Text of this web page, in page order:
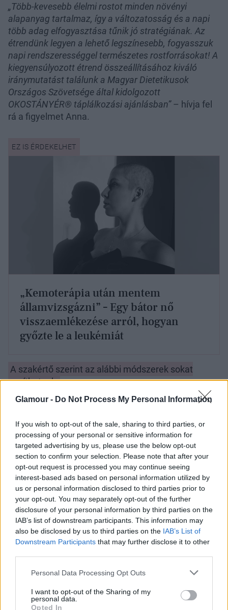
Glamour - Do Not Process My Personal Information
If you wish to opt-out of the sale, sharing to third parties, or
processing of your personal or sensitive information for
targeted advertising by us, please use the below opt-out
section to confirm your selection. Please note that after your
opt-out request is processed you may continue seeing
interest-based ads based on personal information utilized by
us or personal information disclosed to third parties prior to
your opt-out. You may separately opt-out of the further
disclosure of your personal information by third parties on the
IAB’s list of downstream participants. This information may
also be disclosed by us to third parties on the IAB’s List of
Downstream Participants that may further disclose it to other
Please note that this website/app uses one or more Google
not limited to your visit or usage behaviour. You may click to
grant or deny consent to Google and its third-party tags to
Personal Data Processing Opt Outs
I want to opt-out of the Sharing of my
personal data.
Opted In
„Több-kevesebb élelmi rostot minden növényi
alapanyag tartalmaz, így a változatosság és a napi
több adag elfogyasztása tűnik jó stratégiának. Az
étrendünk legyen a lehető legszínesebb, fogyasszuk
napi rendszerességgel természetes rostforrásokat! A
kiegyensúlyozott étrend összeállításához kiváló
iránymutatást találunk a Magyar Dietetikusok
Országos Szövetsége által kidolgozott
OKOSTÁNYÉR® táplálkozási ajánlásban”– hívja fel
rá a figyelmet Anna.
„Kemoterápia után mentem
államvizsgázni” – Egy bátor nő
visszaemlékezése arról, hogyan
győzte le a leukémiát
A szakértő szerint az alábbi módszerek sokat
segíthetnek:
Fogyassz legalább napi 5 adagzöldséget,
Fogyassz napi 3 adag gabonafélét, ebből
legalább egy adag teljes kiőrlésű legyen (rostdús
gabonafélék, pl.: teljes kiőrlésű búza vagy rozs,
zab, bulgur, barna rizs, köles, árpagyöngy,
hajdina, quinoa).
Fehérjeforrásként húsok helyett alkalmanként
válassz hüvelyeseket
Hetente 2-3 alkalommal fogyassz kis maréknyi
sótlan olajos magvat, például dió, mandula,
tökmag, napraforgómag.
Csomagolt termékeknél a tápértékjelölésre és a
csomagoláson feltüntetett információkra
összetétel alapján akkor közölhető egy termékről,
hogy élelmirost-forrás, ha élelmirost-tartalma